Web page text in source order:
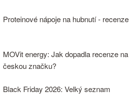
Proteinové nápoje na hubnutí - recenze
MOVit energy: Jak dopadla recenze na
českou značku?
Black Friday 2026: Velký seznam